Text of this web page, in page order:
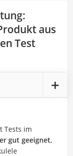
:
aus
Test
Tests im
gut geeignet,